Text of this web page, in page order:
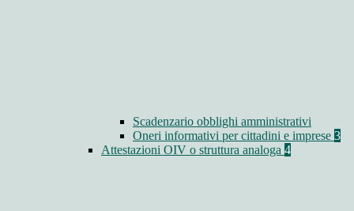
Scadenzario obblighi amministrativi
Oneri informativi per cittadini e imprese 3
Attestazioni OIV o struttura analoga 4